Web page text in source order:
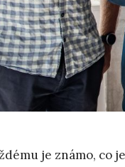
je známo, co